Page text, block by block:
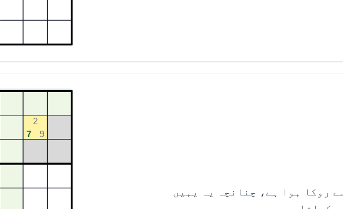
گھر سے روکا ہوا ہے، چنانچہ یہ یہیں